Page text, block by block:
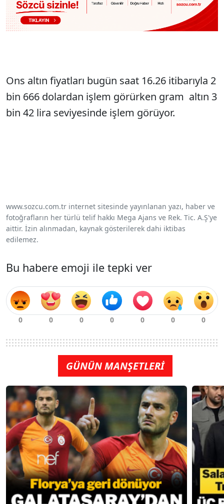
Ons altın fiyatları bugün saat 16.26 itibarıyla 2
bin 666 dolardan işlem görürken gram altın 3
bin 42 lira seviyesinde işlem görüyor.
www.sozcu.com.tr internet sitesinde yayınlanan yazı, haber ve
fotoğrafların her türlü telif hakkı Mega Ajans ve Rek. Tic. A.Ş'ye
aittir. İzin alınmadan, kaynak gösterilerek dahi iktibas
edilemez.
Bu habere emoji ile tepki ver
GÜNÜN MANŞETLERİ